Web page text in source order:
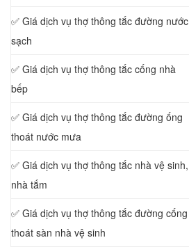
✅ Giá dịch vụ thợ thông tắc đường nước
sạch
✅ Giá dịch vụ thợ thông tắc cống nhà
bếp
✅ Giá dịch vụ thợ thông tắc đường ống
thoát nước mưa
✅ Giá dịch vụ thợ thông tắc nhà vệ sinh,
nhà tắm
✅ Giá dịch vụ thợ thông tắc đường cống
thoát sàn nhà vệ sinh